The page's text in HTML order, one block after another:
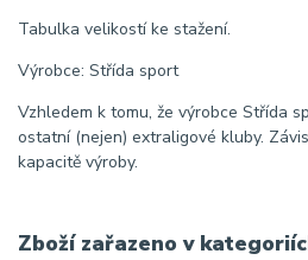
Tabulka velikostí ke stažení.
Výrobce: Střída sport
Vzhledem k tomu, že výrobce Střída
ostatní (nejen) extraligové kluby.
kapacitě výroby.
Zboží zařazeno v